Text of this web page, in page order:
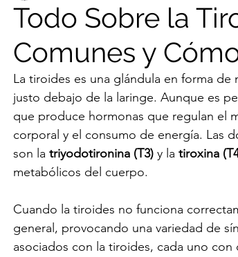
Hipertiroidismo
Metabólico Sobrepeso
de Conn Síndrome de Cushing
Prader Willi
Todo Sobre la
Comunes y
La tiroides es una glándula en forma
justo debajo de la laringe. Aunque es
que produce hormonas que regulan el
corporal y el consumo de energía. Las
son la triyodotironina (T3) y la tiroxina
metabólicos del cuerpo.
Cuando la tiroides no funciona
general, provocando una variedad de
asociados con la tiroides, cada uno